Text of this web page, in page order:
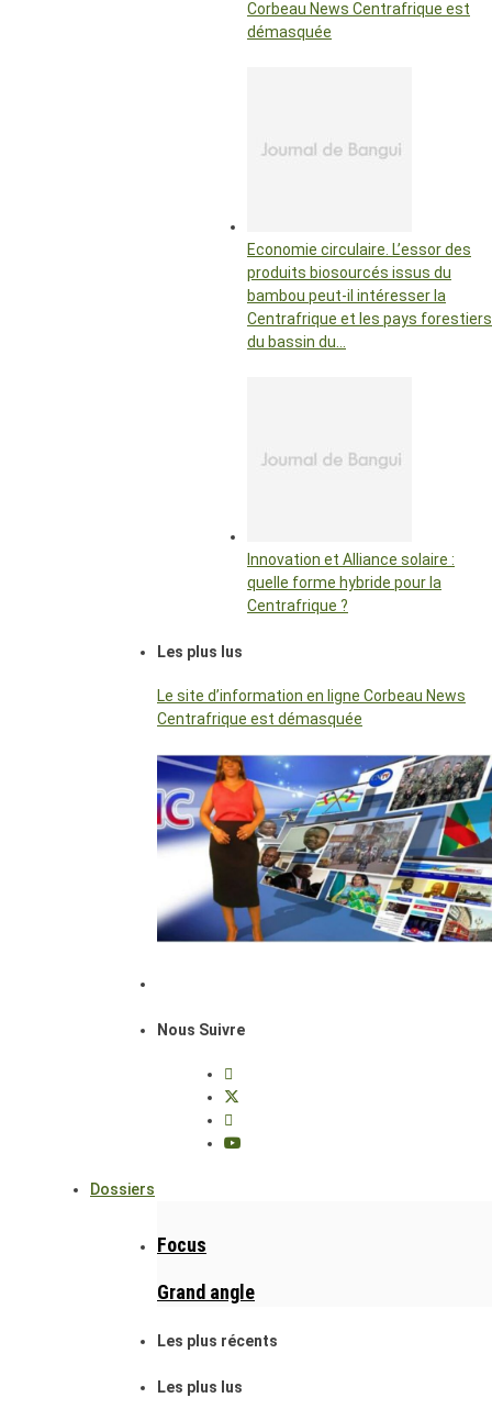
Corbeau News Centrafrique est
démasquée
Economie circulaire. L’essor des
produits biosourcés issus du
bambou peut-il intéresser la
Centrafrique et les pays forestiers
du bassin du…
Innovation et Alliance solaire :
quelle forme hybride pour la
Centrafrique ?
Les plus lus
Le site d’information en ligne Corbeau News
Centrafrique est démasquée
Nous Suivre
Dossiers
Focus
Grand angle
Les plus récents
Les plus lus